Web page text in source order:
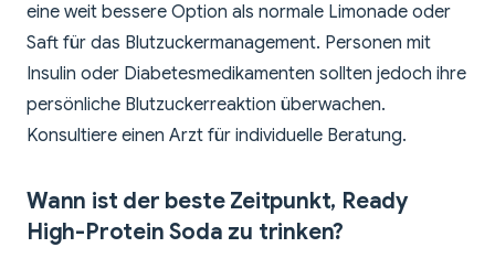
eine weit bessere Option als normale Limonade oder
Saft für das Blutzuckermanagement. Personen mit
Insulin oder Diabetesmedikamenten sollten jedoch ihre
persönliche Blutzuckerreaktion überwachen.
Konsultiere einen Arzt für individuelle Beratung.
Wann ist der beste Zeitpunkt, Ready
High-Protein Soda zu trinken?